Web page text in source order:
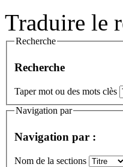
Traduire le
Recherche
Recherche
Taper mot ou des mots clès
Navigation par
Navigation par :
Nom de la sections